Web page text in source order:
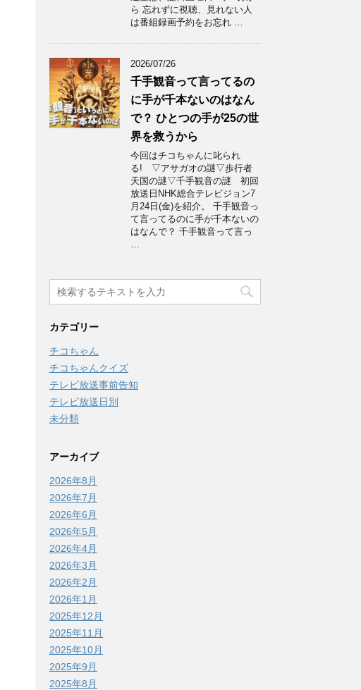
ら 忘れずに視聴、見れない人
は番組録画予約をお忘れ …
2026/07/26
千手観音って言ってるの
に手が千本ないのはなん
で？ ひとつの手が25の世
界を救うから
今回はチコちゃんに叱られ
る! ▽アサガオの謎▽歩行者
天国の謎▽千手観音の謎 初回
放送日NHK総合テレビジョン7
月24日(金)を紹介。 千手観音っ
て言ってるのに手が千本ないの
はなんで？ 千手観音って言っ
…
カテゴリー
チコちゃん
チコちゃんクイズ
テレビ放送事前告知
テレビ放送日別
未分類
アーカイブ
2026年8月
2026年7月
2026年6月
2026年5月
2026年4月
2026年3月
2026年2月
2026年1月
2025年12月
2025年11月
2025年10月
2025年9月
2025年8月